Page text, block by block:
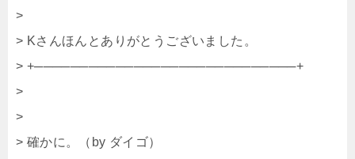
>
> Kさんほんとありがとうございました。
> +─────────────────────────────+
>
>
> 確かに。（by ダイゴ）